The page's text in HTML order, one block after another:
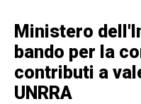
Ministero
bando per la
contributi a
UNRRA